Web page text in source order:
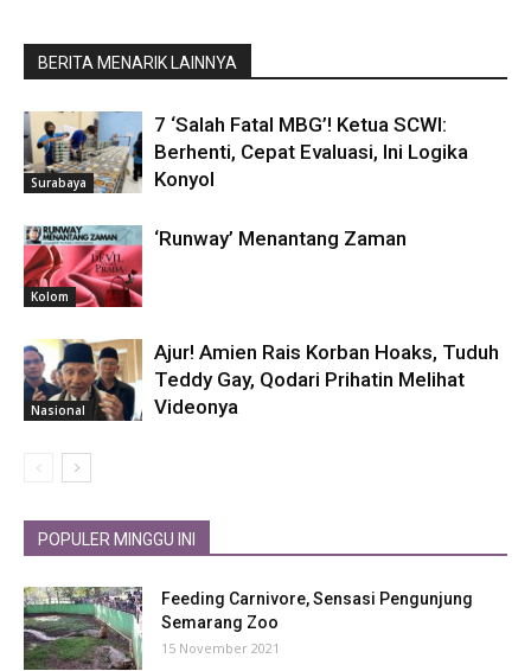
BERITA MENARIK LAINNYA
Surabaya
7 ‘Salah Fatal MBG’! Ketua SCWI:
Berhenti, Cepat Evaluasi, Ini Logika
Konyol
Kolom
‘Runway’ Menantang Zaman
Nasional
Ajur! Amien Rais Korban Hoaks, Tuduh
Teddy Gay, Qodari Prihatin Melihat
Videonya
POPULER MINGGU INI
Feeding Carnivore, Sensasi Pengunjung
Semarang Zoo
15 November 2021